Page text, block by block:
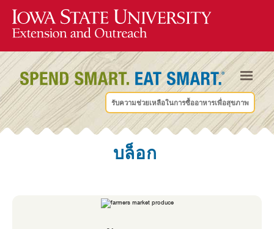
รับความช่วยเหลือในการซื้ออาหารเพื่อสุขภาพ
บล็อก